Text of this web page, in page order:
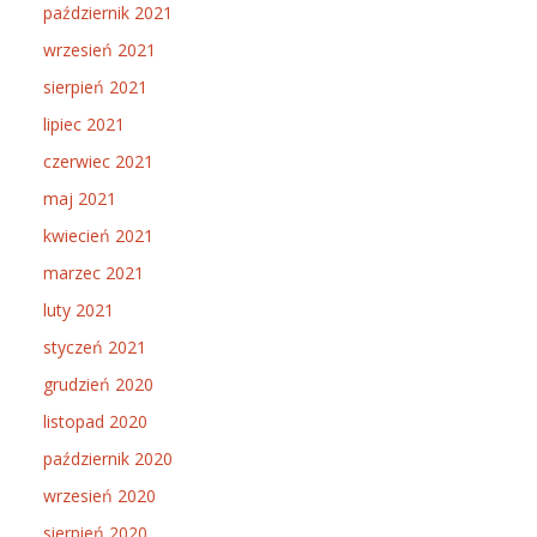
październik 2021
wrzesień 2021
sierpień 2021
lipiec 2021
czerwiec 2021
maj 2021
kwiecień 2021
marzec 2021
luty 2021
styczeń 2021
grudzień 2020
listopad 2020
październik 2020
wrzesień 2020